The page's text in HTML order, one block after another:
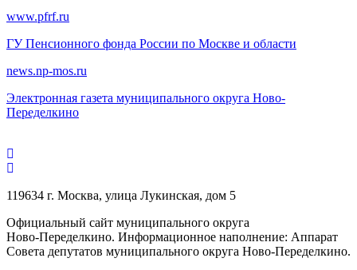
www.pfrf.ru
ГУ Пенсионного фонда России по Москве и области
news.np-mos.ru
Электронная газета муниципального округа Ново-
Переделкино
119634 г. Москва, улица Лукинская, дом 5
Официальный сайт муниципального округа
Ново-Переделкино. Информационное наполнение: Аппарат
Совета депутатов муниципального округа Ново-Переделкино.